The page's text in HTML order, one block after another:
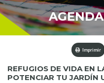
Imprimir
REFUGIOS DE VIDA EN
POTENCIAR TU JARDÍN